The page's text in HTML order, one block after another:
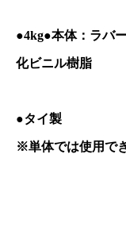
●4kg●本体：ラバ
化ビニル樹脂
●タイ製
※単体では使用で